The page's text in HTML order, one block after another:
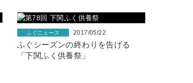
ふぐニュース 2017/05/22
ふぐシーズンの終わりを告げる
「下関ふく供養祭」